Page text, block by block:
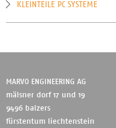
KLEINTEILE PC SYSTEME
MARVO ENGINEERING AG
mälsner dorf 17 und 19
9496 balzers
fürstentum liechtenstein